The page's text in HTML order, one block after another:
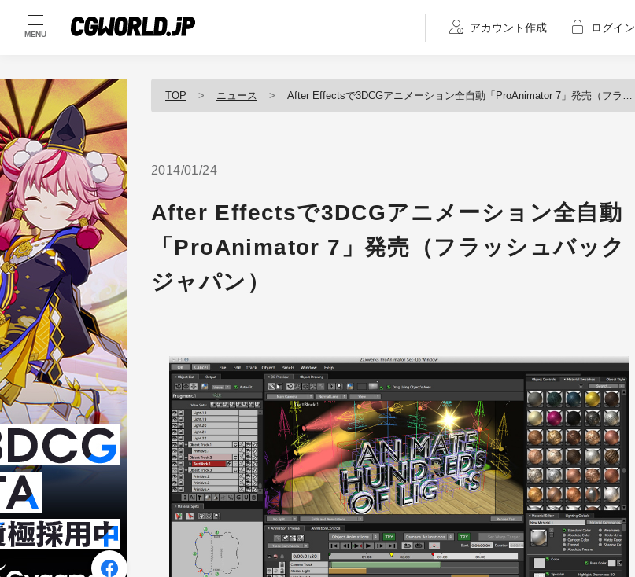
MENU
アカウント作成 ログイン
TOP ニュース After Effectsで3DCGアニメーション全自動「ProAnimator 7」発売（フラッシュバックジャパン）
2014/01/24
After Effectsで3DCGアニメーション全自動
「ProAnimator 7」発売（フラッシュバック
ジャパン）